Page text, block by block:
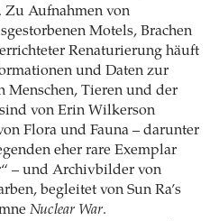
Zu Aufnahmen von
Motels, Brachen
Renaturierung häuft
und Daten zur
Menschen, Tieren und der
von Erin Wilkerson
Flora und Fauna – darunter
eher rare Exemplar
– und Archivbilder von
begleitet von Sun Ra’s
Nuclear War.